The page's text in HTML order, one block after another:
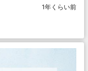
1年くらい前